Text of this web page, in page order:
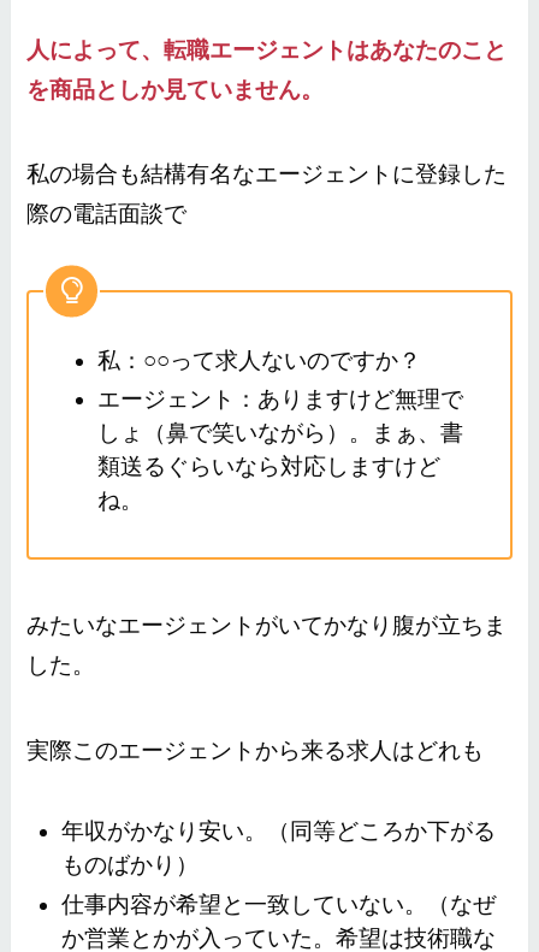
人によって、転職エージェントはあなたのこと
を商品としか見ていません。
私の場合も結構有名なエージェントに登録した
際の電話面談で
私：○○って求人ないのですか？
エージェント：ありますけど無理で
しょ（鼻で笑いながら）。まぁ、書
類送るぐらいなら対応しますけど
ね。
みたいなエージェントがいてかなり腹が立ちま
した。
実際このエージェントから来る求人はどれも
年収がかなり安い。（同等どころか下がる
ものばかり）
仕事内容が希望と一致していない。（なぜ
か営業とかが入っていた。希望は技術職な